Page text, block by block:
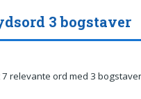
3 bogstaver
7 relevante ord med 3